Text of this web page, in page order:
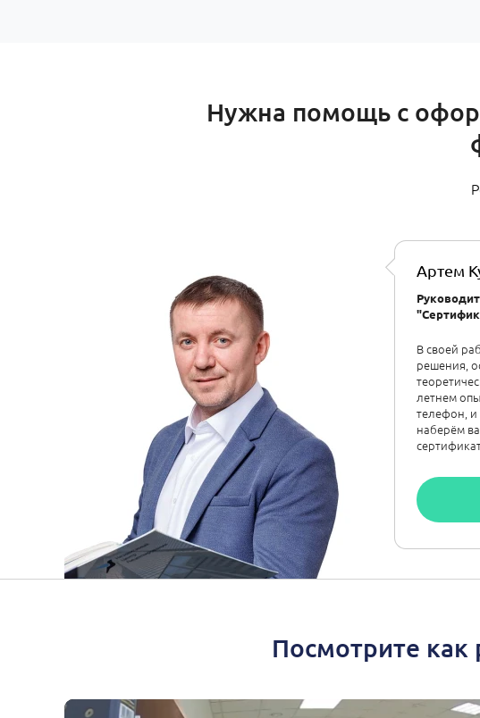
Нужна помощь с
Артем
В своей
решения,
летнем
телефон, и
наберём
Посмотрите как